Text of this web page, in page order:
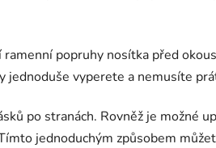
ramenní popruhy nosítka před
vyperete a nemusíte
po stranách. Rovněž je možné
jednoduchým způsobem